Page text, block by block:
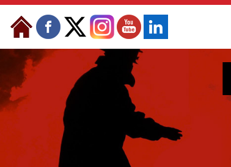
Μετάβαση στο περιεχόμενο